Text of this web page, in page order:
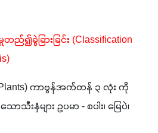
၍ခွဲခြားခြင်း (Classification
Plants) ကာဗွန်အက်တန် ၃ လုံး ကို
းနှံများ ဥပမာ - စပါး၊ မြေပဲ၊